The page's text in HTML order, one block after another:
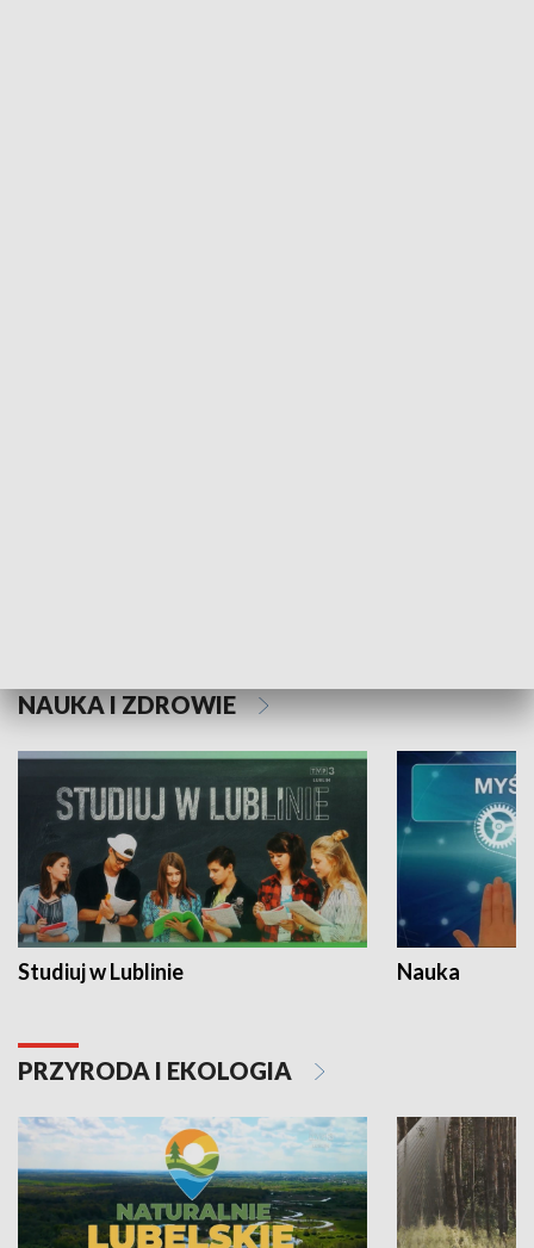
NAUKA I ZDROWIE
Studiuj w Lublinie Nauka
PRZYRODA I EKOLOGIA